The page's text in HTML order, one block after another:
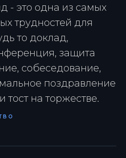
- это одна из самых
трудностей для
то доклад,
защита
собеседование,
поздравление
тост на торжестве.